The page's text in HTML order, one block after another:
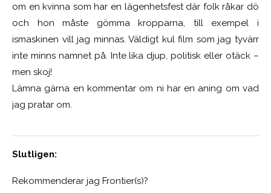
om en kvinna som har en lägenhetsfest där folk råkar dö
och hon måste gömma kropparna, till exempel i
ismaskinen vill jag minnas. Väldigt kul film som jag tyvärr
inte minns namnet på. Inte lika djup, politisk eller otäck –
men skoj!
Lämna gärna en kommentar om ni har en aning om vad
jag pratar om.
Slutligen:
Rekommenderar jag Frontier(s)?